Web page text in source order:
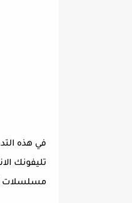
تليفونك
مسلسلات